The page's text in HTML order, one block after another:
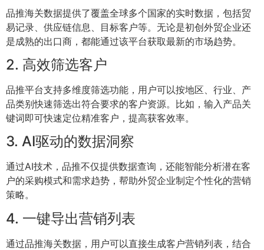
品推海关数据提供了覆盖全球多个国家的实时数据，包括贸
易记录、供应链信息、目标客户等。无论是初创外贸企业还
是成熟的出口商，都能通过该平台获取最新的市场趋势。
2. 高效筛选客户
品推平台支持多维度筛选功能，用户可以按地区、行业、产
品类别快速筛选出符合要求的客户资源。比如，输入产品关
键词即可快速定位精准客户，提高获客效率。
3. AI驱动的数据洞察
通过AI技术，品推不仅提供数据查询，还能智能分析潜在客
户的采购模式和需求趋势，帮助外贸企业制定个性化的营销
策略。
4. 一键导出营销列表
通过品推海关数据，用户可以直接生成客户营销列表，结合